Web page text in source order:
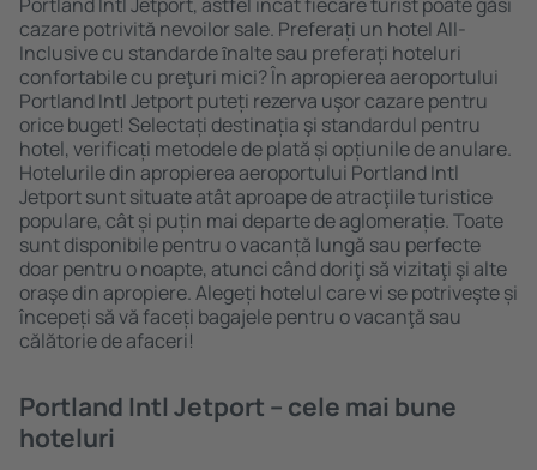
cazare potrivită nevoilor sale. Preferați un hotel All-
Inclusive cu standarde ȋnalte sau preferați hoteluri
confortabile cu preţuri mici? În apropierea aeroportului
Portland Intl Jetport puteți rezerva uşor cazare pentru
orice buget! Selectați destinația şi standardul pentru
hotel, verificați metodele de plată și opțiunile de anulare.
Hotelurile din apropierea aeroportului Portland Intl
Jetport sunt situate atât aproape de atracţiile turistice
populare, cât și puțin mai departe de aglomerație. Toate
sunt disponibile pentru o vacanță lungă sau perfecte
doar pentru o noapte, atunci când doriţi să vizitaţi şi alte
oraşe din apropiere. Alegeți hotelul care vi se potriveşte și
începeți să vă faceți bagajele pentru o vacanţă sau
călătorie de afaceri!
Portland Intl Jetport – cele mai bune
hoteluri